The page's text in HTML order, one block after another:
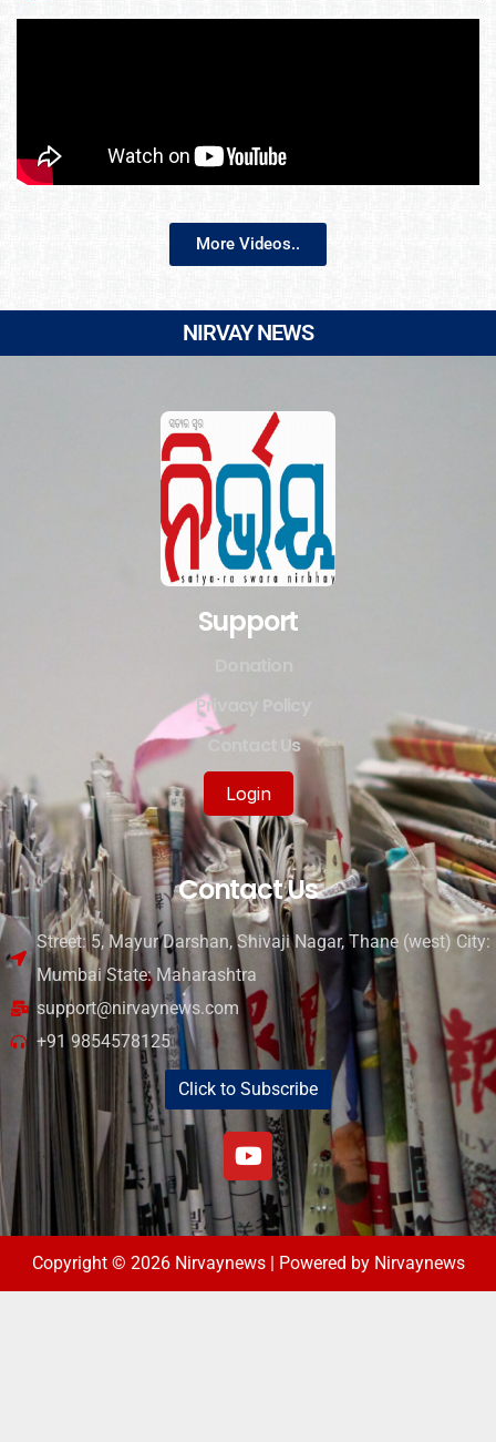
More Videos..
NIRVAY NEWS
Support
Privacy Policy
Contact Us
Login
Contact Us
Street: 5, Mayur Darshan, Shivaji Nagar, Thane (west) City:
Mumbai State: Maharashtra
support@nirvaynews.com
+91 9854578125
Click to Subscribe
Copyright © 2026 Nirvaynews | Powered by Nirvaynews